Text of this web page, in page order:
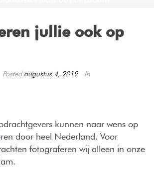
jullie ook op
Posted augustus 4, 2019 In
kunnen naar wens op
door heel Nederland. Voor
fotograferen wij alleen in onze